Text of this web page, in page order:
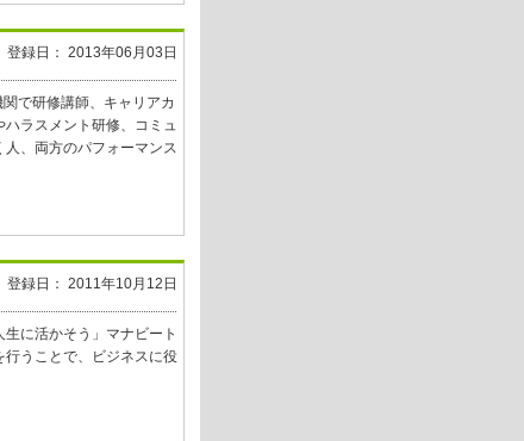
登録日： 2013年06月03日
で研修講師、キャリアカ
ラスメント研修、コミュ
、両方のパフォーマンス
登録日： 2011年10月12日
に活かそう」マナビート
うことで、ビジネスに役